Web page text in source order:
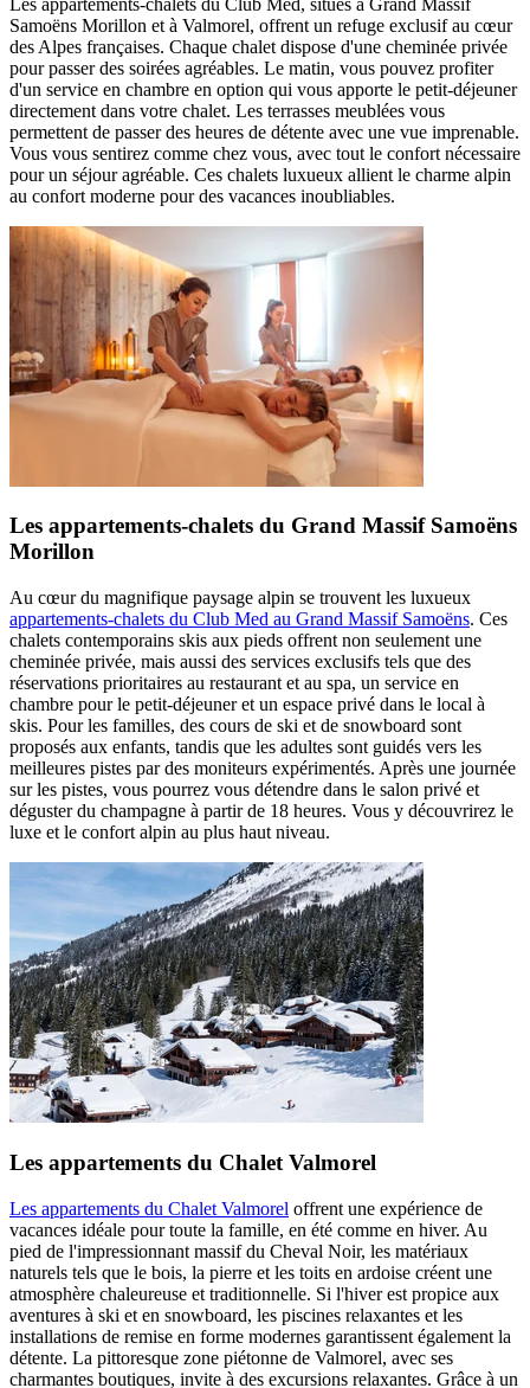
Samoëns Morillon et à Valmorel, offrent un refuge exclusif au cœur
des Alpes françaises. Chaque chalet dispose d'une cheminée privée
pour passer des soirées agréables. Le matin, vous pouvez profiter
d'un service en chambre en option qui vous apporte le petit-déjeuner
directement dans votre chalet. Les terrasses meublées vous
permettent de passer des heures de détente avec une vue imprenable.
Vous vous sentirez comme chez vous, avec tout le confort nécessaire
pour un séjour agréable. Ces chalets luxueux allient le charme alpin
au confort moderne pour des vacances inoubliables.
Les appartements-chalets du Grand Massif Samoëns
Morillon
Au cœur du magnifique paysage alpin se trouvent les luxueux
appartements-chalets du Club Med au Grand Massif Samoëns. Ces
chalets contemporains skis aux pieds offrent non seulement une
cheminée privée, mais aussi des services exclusifs tels que des
réservations prioritaires au restaurant et au spa, un service en
chambre pour le petit-déjeuner et un espace privé dans le local à
skis. Pour les familles, des cours de ski et de snowboard sont
proposés aux enfants, tandis que les adultes sont guidés vers les
meilleures pistes par des moniteurs expérimentés. Après une journée
sur les pistes, vous pourrez vous détendre dans le salon privé et
déguster du champagne à partir de 18 heures. Vous y découvrirez le
luxe et le confort alpin au plus haut niveau.
Les appartements du Chalet Valmorel
Les appartements du Chalet Valmorel offrent une expérience de
vacances idéale pour toute la famille, en été comme en hiver. Au
pied de l'impressionnant massif du Cheval Noir, les matériaux
naturels tels que le bois, la pierre et les toits en ardoise créent une
atmosphère chaleureuse et traditionnelle. Si l'hiver est propice aux
aventures à ski et en snowboard, les piscines relaxantes et les
installations de remise en forme modernes garantissent également la
détente. La pittoresque zone piétonne de Valmorel, avec ses
charmantes boutiques, invite à des excursions relaxantes. Grâce à un